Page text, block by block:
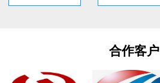
合作客户